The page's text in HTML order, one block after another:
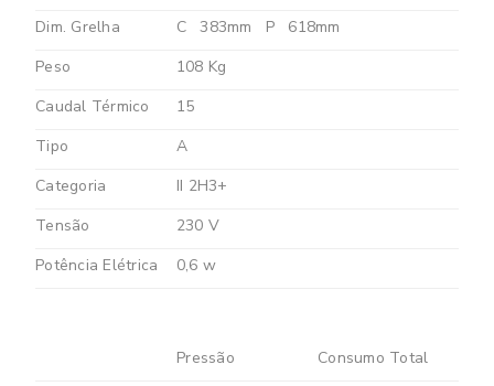
Dim. Grelha
C 383mm P
618mm
Peso
108 Kg
Caudal Térmico
15
Tipo
A
Categoria
II 2H3+
Tensão
230 V
Potência Elétrica
0,6 w
Pressão
Consumo Total